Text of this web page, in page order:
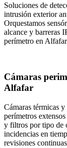
Soluciones de
intrusión exterior
Orquestamos
alcance y barreras
perímetro en
Cámaras
Alfafar
Cámaras térmicas
perímetros
y filtros por tipo de
incidencias en
revisiones